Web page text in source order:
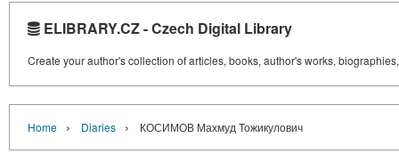
ELIBRARY.CZ - Czech Digital Library
Create your author's collection of articles, books, author's works,
Home › Diaries › КОСИМОВ Махмуд Тожикулович